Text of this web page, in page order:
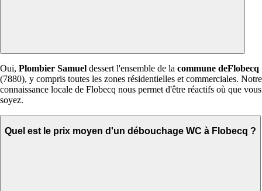
Oui, Plombier Samuel dessert l'ensemble de la commune deFlobecq
(7880), y compris toutes les zones résidentielles et commerciales. Notre
connaissance locale de Flobecq nous permet d'être réactifs où que vous
soyez.
Quel est le prix moyen d'un débouchage WC à Flobecq ?